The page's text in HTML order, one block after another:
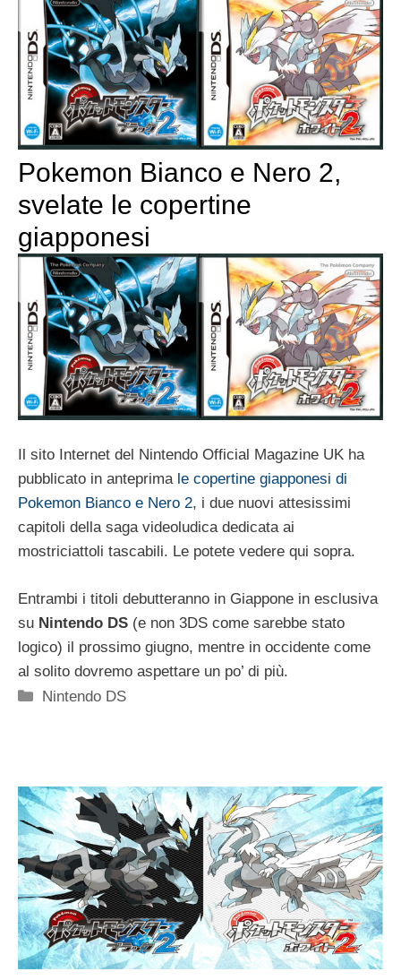
Pokemon Bianco e Nero 2,
svelate le copertine
giapponesi
Il sito Internet del Nintendo Official Magazine UK ha
pubblicato in anteprima le copertine giapponesi di
Pokemon Bianco e Nero 2, i due nuovi attesissimi
capitoli della saga videoludica dedicata ai
mostriciattoli tascabili. Le potete vedere qui sopra.
Entrambi i titoli debutteranno in Giappone in esclusiva
su Nintendo DS (e non 3DS come sarebbe stato
logico) il prossimo giugno, mentre in occidente come
al solito dovremo aspettare un po’ di più.
Categorie
Nintendo DS